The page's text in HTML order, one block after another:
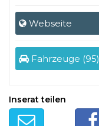
Webseite
Fahrzeuge (95)
Inserat teilen